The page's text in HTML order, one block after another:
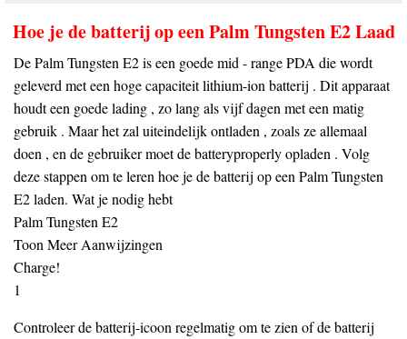
Hoe je de batterij op een Palm Tungsten E2 Laad
De Palm Tungsten E2 is een goede mid - range PDA die wordt
geleverd met een hoge capaciteit lithium-ion batterij . Dit apparaat
houdt een goede lading , zo lang als vijf dagen met een matig
gebruik . Maar het zal uiteindelijk ontladen , zoals ze allemaal
doen , en de gebruiker moet de batteryproperly opladen . Volg
deze stappen om te leren hoe je de batterij op een Palm Tungsten
E2 laden. Wat je nodig hebt
Palm Tungsten E2
Toon Meer Aanwijzingen
Charge!
1
Controleer de batterij-icoon regelmatig om te zien of de batterij